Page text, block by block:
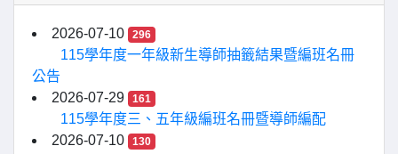
2026-07-10 296
115學年度一年級新生導師抽籤結果暨編班名冊
公告
2026-07-29
161
115學年度三、五年級編班名冊暨導師編配
2026-07-10
130